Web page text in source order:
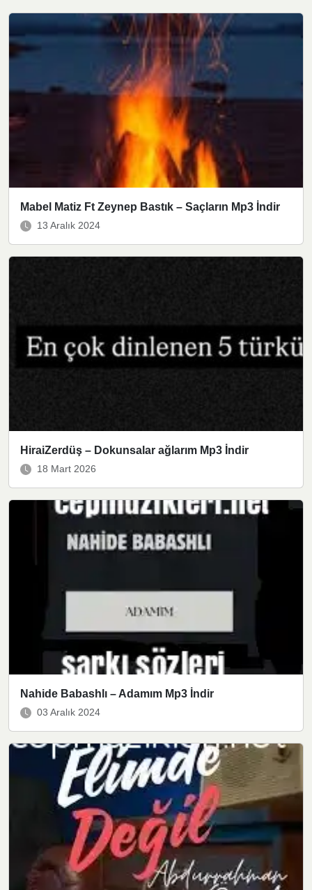
Mabel Matiz Ft Zeynep Bastık – Saçların Mp3 İndir
13 Aralık 2024
HiraiZerdüş – Dokunsalar ağlarım Mp3 İndir
18 Mart 2026
Nahide Babashlı – Adamım Mp3 İndir
03 Aralık 2024